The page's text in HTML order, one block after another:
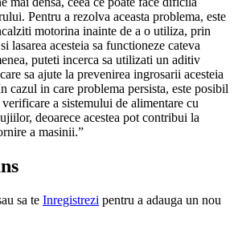
Pentru a rezolva aceasta problema, este
motorina inainte de a o utiliza, prin
lasarea acesteia sa functioneze cateva
puteti incerca sa utilizati un aditiv
sa ajute la prevenirea ingrosarii acesteia
cazul in care problema persista, este posibil
verificare a sistemului de alimentare cu
deoarece acestea pot contribui la
a masinii.”
sa te Inregistrezi pentru a adauga un nou